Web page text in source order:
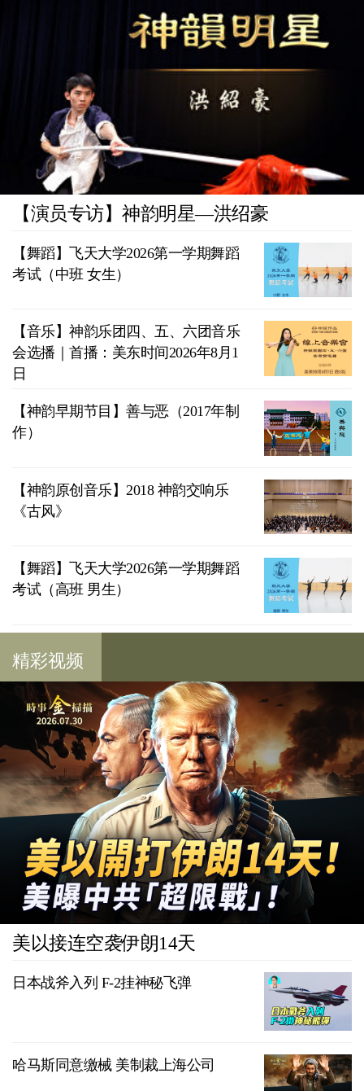
【演员专访】神韵明星—洪绍豪
【舞蹈】飞天大学2026第一学期舞蹈
考试（中班 女生）
【音乐】神韵乐团四、五、六团音乐
会选播｜首播：美东时间2026年8月1
日
【神韵早期节目】善与恶（2017年制
作）
【神韵原创音乐】2018 神韵交响乐
《古风》
【舞蹈】飞天大学2026第一学期舞蹈
考试（高班 男生）
精彩视频
美以接连空袭伊朗14天
日本战斧入列 F-2挂神秘飞弹
哈马斯同意缴械 美制裁上海公司